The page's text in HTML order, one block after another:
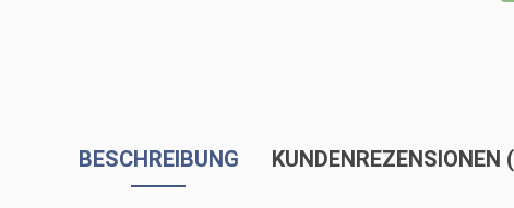
BESCHREIBUNG KUNDENREZENSIONEN